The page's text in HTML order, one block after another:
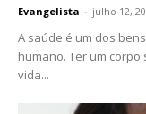
Evangelista - julho 12,
A saúde é um dos
humano. Ter um
vida...